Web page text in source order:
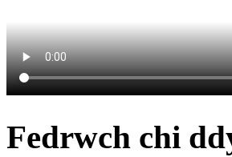
Fedrwch chi